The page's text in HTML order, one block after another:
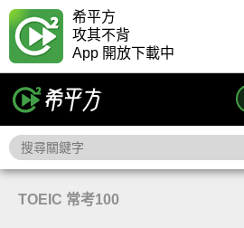
希平方
攻其不背
App 開放下載中
TOEIC 常考100